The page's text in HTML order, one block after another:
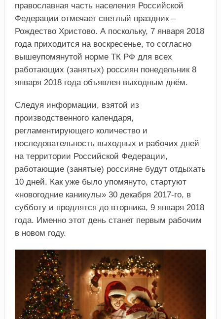
православная часть населения Российской
Федерации отмечает светлый праздник –
Рождество Христово. А поскольку, 7 января 2018
года приходится на воскресенье, то согласно
вышеупомянутой норме ТК РФ для всех
работающих (занятых) россиян понедельник 8
января 2018 года объявлен выходным днём.
Следуя информации, взятой из
производственного календаря,
регламентирующего количество и
последовательность выходных и рабочих дней
на территории Российской Федерации,
работающие (занятые) россияне будут отдыхать
10 дней. Как уже было упомянуто, стартуют
«новогодние каникулы» 30 декабря 2017-го, в
субботу и продлятся до вторника, 9 января 2018
года. Именно этот день станет первым рабочим
в новом году.